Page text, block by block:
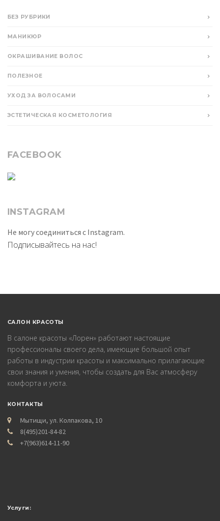
БЕЗ РУБРИКИ
МАНИКЮР
ОКРАШИВАНИЕ ВОЛОС
ПОЛЕЗНОЕ
УХОД ЗА ВОЛОСАМИ
ЭСТЕТИЧЕСКАЯ КОСМЕТОЛОГИЯ
FACEBOOK
INSTAGRAM
Не могу соединиться с Instagram.
Подписывайтесь на нас!
САЛОН КРАСОТЫ
В салоне красоты «Лорен» работают настоящие
профессионалы своего дела, имеющие большой опыт
работы в индустрии красоты и максимально прилагающие
свои знания и умения, чтобы создать для Вас атмосферу
комфорта и уюта.
КОНТАКТЫ
Мытищи, ул. Колпакова, 10
8(495)201-84-82
+7(963)614-11-90
Услуги: